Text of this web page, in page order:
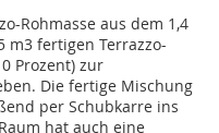
Rohmasse aus dem 1,4
m3 fertigen Terrazzo-
Prozent) zur
Die fertige Mischung
per Schubkarre ins
hat auch eine